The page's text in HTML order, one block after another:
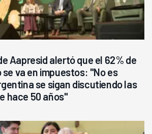
Aapresid alertó que el 62% de
va en impuestos: "No es
se sigan discutiendo las
hace 50 años"